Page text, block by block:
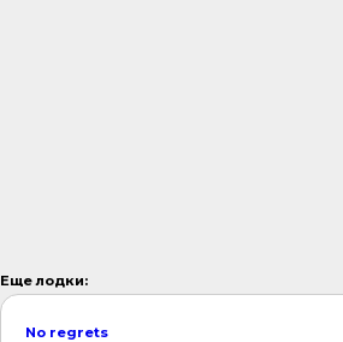
Еще лодки:
No regrets